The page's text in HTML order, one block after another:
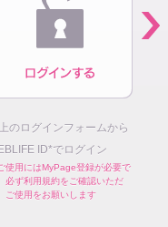
のログインフォームから
ID*でログイン
使用にはMyPage登録が必要で
必ず利用規約をご確認いただ
ご使用をお願いします